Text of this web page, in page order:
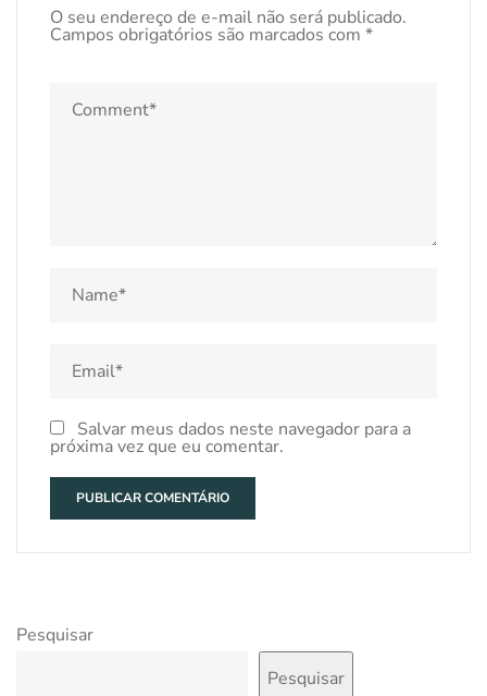
O seu endereço de e-mail não será publicado.
Campos obrigatórios são marcados com *
Salvar meus dados neste navegador para a
próxima vez que eu comentar.
Pesquisar
Pesquisar